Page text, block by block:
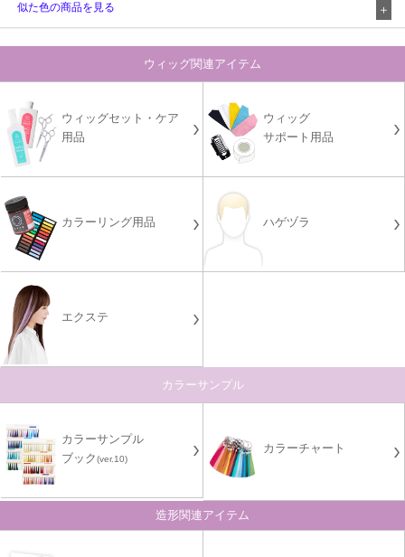
似た色の商品を見る
ウィッグ関連アイテム
ウィッグセット・ケア
用品
ウィッグ
サポート用品
カラーリング用品 ハゲヅラ
エクステ
カラーサンプル
カラーサンプル
ブック(ver.10)
カラーチャート
造形関連アイテム